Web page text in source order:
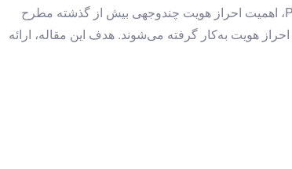
تراکنش و حفظ حریم خصوصی تضمین شود. با اجرای مقررات PSD (دستورالعمل خدمات پرداخت اتحادیه اروپا)، به‌ویژه نسخه به‌روز شده آن یعنی PSD2، اهمیت احراز هویت چندوجهی بیش از گذشته مطرح
هویت به‌کار گرفته می‌شوند. هدف این مقاله، ارائه